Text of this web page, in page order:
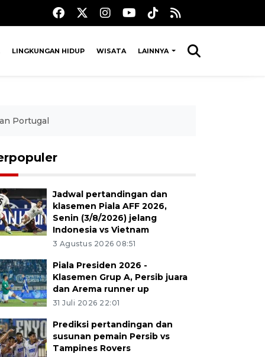
LINGKUNGAN HIDUP WISATA LAINNYA
Portugal
Jadwal pertandingan dan
klasemen Piala AFF 2026,
Senin (3/8/2026) jelang
Indonesia vs Vietnam
3 Agustus 2026 08:51
Piala Presiden 2026 -
Klasemen Grup A, Persib juara
dan Arema runner up
31 Juli 2026 22:01
Prediksi pertandingan dan
susunan pemain Persib vs
Tampines Rovers